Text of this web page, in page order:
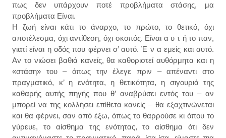
πως δεν υπάρχουν ποτέ προβλήματα στάσης, μα
προβλήματα Είναι.
Η ζωή είναι κάτι το άναρχο, το πρώτο, το θετικό, όχι
αποτέλεσμα, όχι αντίθεση, όχι σκοπός. Είναι α υ τ ή το παν,
γιατί είναι η οδός που φέρνει σ’ αυτό. Έ ν α εμείς και αυτό.
Αν το νιώσει βαθιά κανείς, θα καθοριστεί αυθόρμητα και η
«στάση» του – όπως την έλεγε πριν – απέναντι στο
πραγματικό, κ’ η ενότητα, η θετικότητα, η σιγουριά της
καθαρής αυτής πηγής που θ’ αναβρύσει εντός του – αν
μπορεί να της κολλήσει επίθετα κανείς – θα εξαχτινώνεται
και θα φέρνει, σαν από έξω, όπως το θαρρούσε κι όπου το
γύρευε, το αίσθημα της ενότητας, το αίσθημα ότι δεν